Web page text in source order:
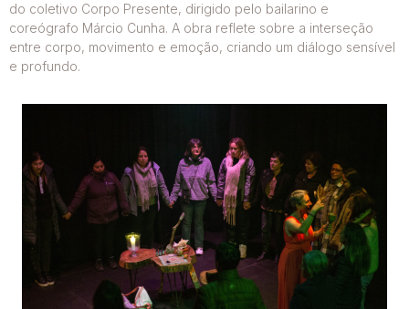
do coletivo Corpo Presente, dirigido pelo bailarino e
coreógrafo Márcio Cunha. A obra reflete sobre a interseção
entre corpo, movimento e emoção, criando um diálogo sensível
e profundo.